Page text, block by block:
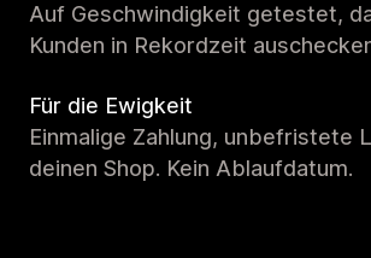
Auf Geschwindigkeit getestet,
Kunden in Rekordzeit
Für die Ewigkeit
Einmalige Zahlung, unbefristete
deinen Shop. Kein Ablaufdatum.